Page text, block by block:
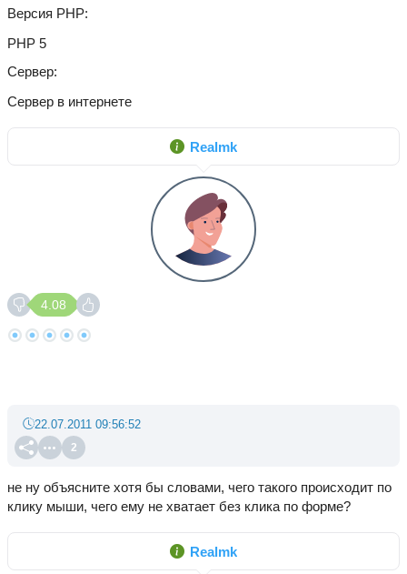
Версия PHP
PHP 5
Сервер
Сервер в интернете
Realmk
4.08
2
22.07.2011 09:56:52
не ну объясните хотя бы словами, чего такого происходит по
клику мыши, чего ему не хватает без клика по форме?
Realmk